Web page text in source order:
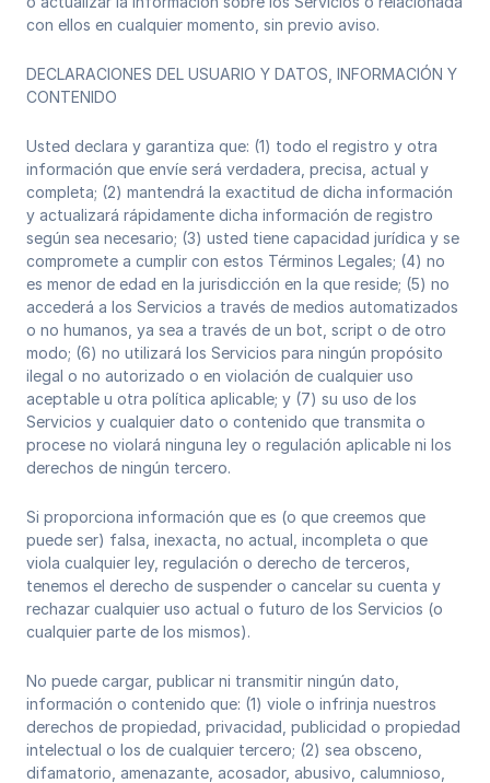
con ellos en cualquier momento, sin previo aviso.‍
DECLARACIONES DEL USUARIO Y DATOS, INFORMACIÓN Y
CONTENIDO
Usted declara y garantiza que: (1) todo el registro y otra
información que envíe será verdadera, precisa, actual y
completa; (2) mantendrá la exactitud de dicha información
y actualizará rápidamente dicha información de registro
según sea necesario; (3) usted tiene capacidad jurídica y se
compromete a cumplir con estos Términos Legales; (4) no
es menor de edad en la jurisdicción en la que reside; (5) no
accederá a los Servicios a través de medios automatizados
o no humanos, ya sea a través de un bot, script o de otro
modo; (6) no utilizará los Servicios para ningún propósito
ilegal o no autorizado o en violación de cualquier uso
aceptable u otra política aplicable; y (7) su uso de los
Servicios y cualquier dato o contenido que transmita o
procese no violará ninguna ley o regulación aplicable ni los
derechos de ningún tercero.
Si proporciona información que es (o que creemos que
puede ser) falsa, inexacta, no actual, incompleta o que
viola cualquier ley, regulación o derecho de terceros,
tenemos el derecho de suspender o cancelar su cuenta y
rechazar cualquier uso actual o futuro de los Servicios (o
cualquier parte de los mismos). ‍
No puede cargar, publicar ni transmitir ningún dato,
información o contenido que: (1) viole o infrinja nuestros
derechos de propiedad, privacidad, publicidad o propiedad
intelectual o los de cualquier tercero; (2) sea obsceno,
difamatorio, amenazante, acosador, abusivo, calumnioso,